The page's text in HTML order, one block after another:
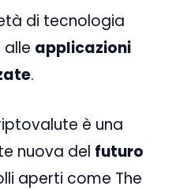
di tecnologia
applicazioni
.
è una
nuova del futuro
aperti come The